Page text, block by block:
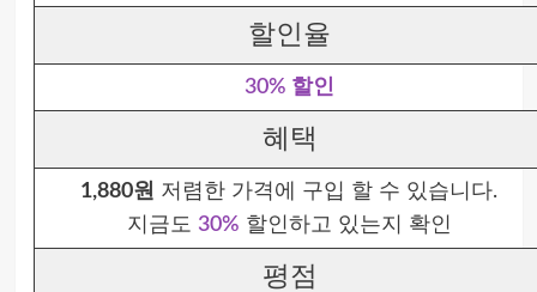
할인율
30% 할인
혜택
1,880원 저렴한 가격에 구입 할 수 있습니다.
지금도 30% 할인하고 있는지 확인
평점